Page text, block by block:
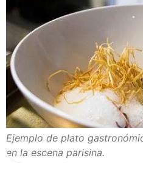
Este sitio web utiliza
cookies
Utilizamos cookies y sus datos
para mejorar su experiencia de
medir nuestra audiencia y
se le muestran. Puede aceptar,
en cualquier momento.
Consentimientos
Ejemplo de plato
en la escena parisina.